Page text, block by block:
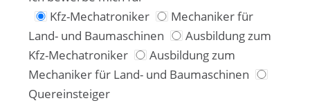
Kfz-Mechatroniker
Mechaniker für
Land- und Baumaschinen
Ausbildung zum
Kfz-Mechatroniker
Ausbildung zum
Mechaniker für Land- und Baumaschinen
Quereinsteiger